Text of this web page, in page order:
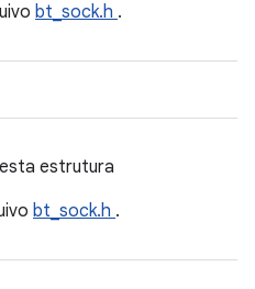
bt_sock.h .
estrutura
bt_sock.h .